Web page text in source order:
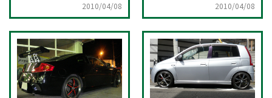
2010/04/08 2010/04/08